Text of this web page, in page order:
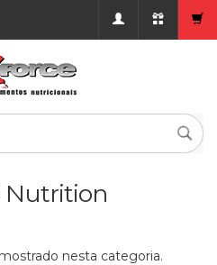
Nutrition
nesta categoria.